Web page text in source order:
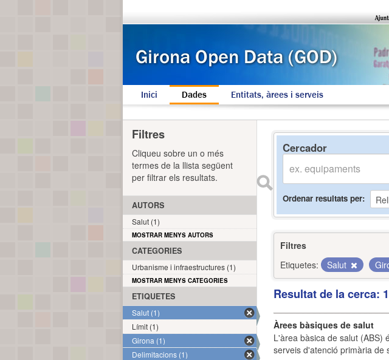
Inici Dades Entitats, àrees i serveis
Cercador
Ordenar resultats per
Filtres
Etiquetes:
Salut
Resultat de la cerca:
Àrees bàsiques de salut
L'àrea bàsica de salut (ABS)
serveis d'atenció primària de
Filtres
Cliqueu sobre un o més
termes de la llista següent
per filtrar els resultats.
AUTORS
Salut (1)
MOSTRAR MENYS AUTORS
CATEGORIES
Urbanisme i infraestructures (1)
MOSTRAR MENYS CATEGORIES
ETIQUETES
Salut (1)
Límit (1)
Girona (1)
Delimitacions (1)